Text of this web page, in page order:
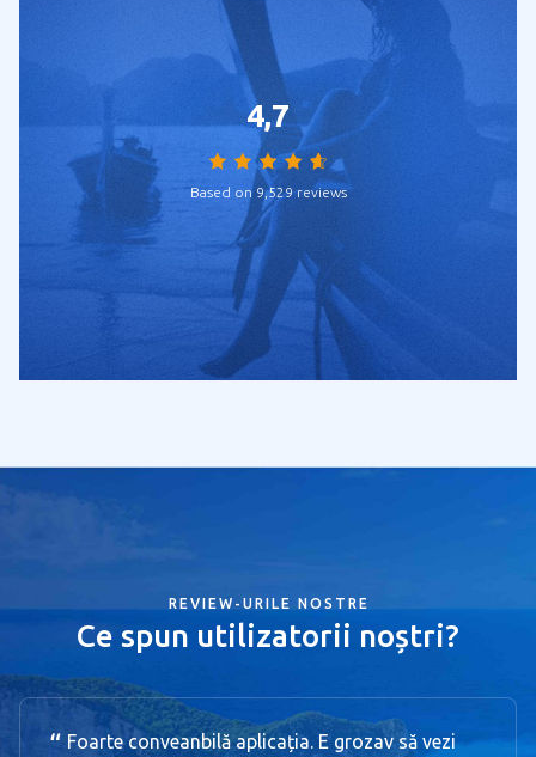
4,7
Based on 9,529 reviews
REVIEW-URILE NOSTRE
Ce spun utilizatorii noștri?
Foarte conveanbilă aplicația. E grozav să vezi